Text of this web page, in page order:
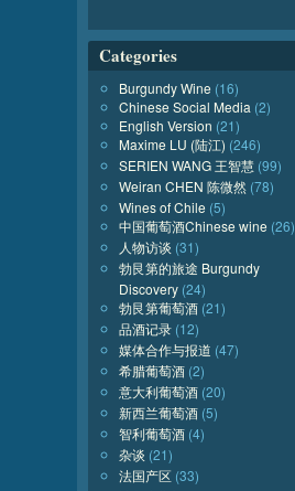
Categories
Burgundy Wine (16)
Chinese Social Media (2)
English Version (21)
Maxime LU (陆江) (246)
SERIEN WANG 王智慧 (99)
Weiran CHEN 陈微然 (78)
Wines of Chile (5)
中国葡萄酒Chinese wine (26)
人物访谈 (31)
勃艮第的旅途 Burgundy
Discovery (24)
勃艮第葡萄酒 (21)
品酒记录 (12)
媒体合作与报道 (47)
希腊葡萄酒 (2)
意大利葡萄酒 (20)
新西兰葡萄酒 (5)
智利葡萄酒 (4)
杂谈 (21)
法国产区 (33)